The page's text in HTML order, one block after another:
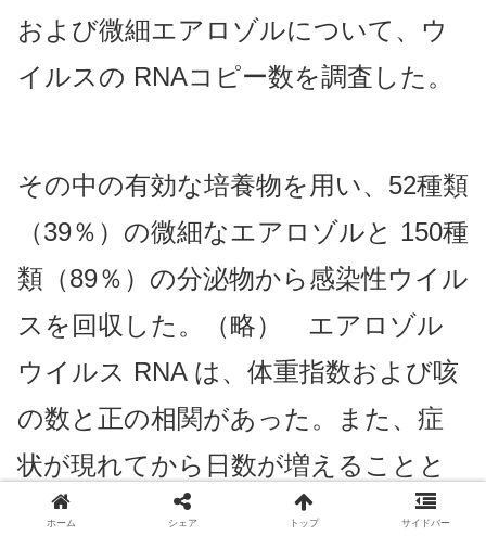
および微細エアロゾルについて、ウ
イルスの RNAコピー数を調査した。
その中の有効な培養物を用い、52種類
（39％）の微細なエアロゾルと 150種
類（89％）の分泌物から感染性ウイル
スを回収した。（略） エアロゾル
ウイルス RNA は、体重指数および咳
の数と正の相関があった。また、症
状が現れてから日数が増えることと
には正の相関は見られなかった。
ホーム シェア トップ サイドバー